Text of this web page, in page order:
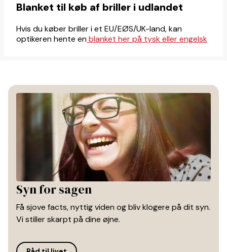
Blanket til køb af briller i udlandet
Hvis du køber briller i et EU/EØS/UK-land, kan
optikeren hente enblanket her på tysk eller engelsk
Syn for sagen
Få sjove facts, nyttig viden og bliv klogere på dit syn.
Vi stiller skarpt på dine øjne.